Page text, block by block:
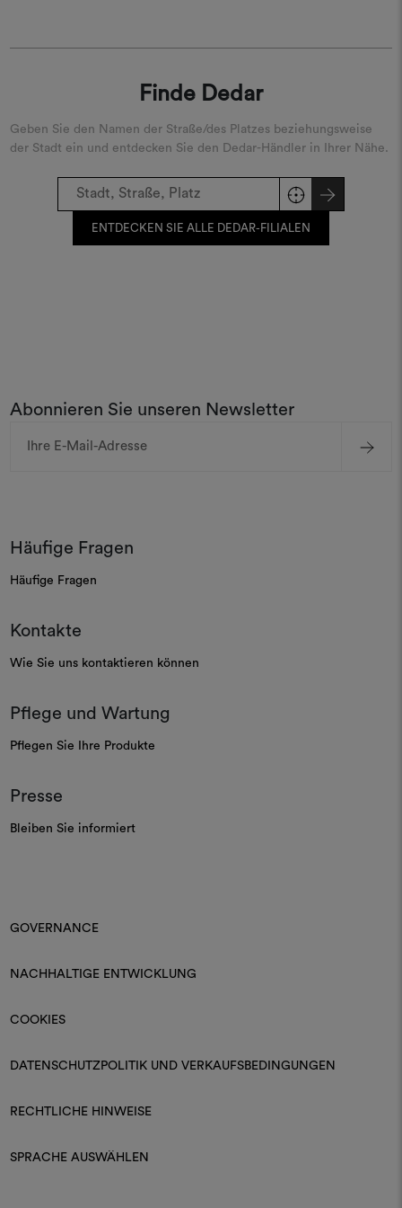
Finde Dedar
Geben Sie den Namen der Straße/des Platzes beziehungsweise
der Stadt ein und entdecken Sie den Dedar-Händler in Ihrer Nähe.
ENTDECKEN SIE ALLE DEDAR-FILIALEN
Abonnieren Sie unseren Newsletter
Mail-
Häufige Fragen
Häufige Fragen
Kontakte
Wie Sie uns kontaktieren können
Pflege und Wartung
Pflegen Sie Ihre Produkte
Presse
Bleiben Sie informiert
GOVERNANCE
NACHHALTIGE ENTWICKLUNG
COOKIES
DATENSCHUTZPOLITIK UND VERKAUFSBEDINGUNGEN
RECHTLICHE HINWEISE
SPRACHE AUSWÄHLEN